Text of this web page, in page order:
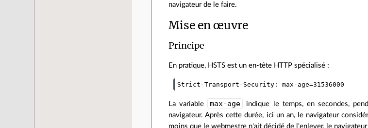
navigateur de le faire.
Mise en œuvre
Principe
En pratique, HSTS est un en-tête HTTP spécialisé :
Strict-Transport-Security: max-age=31536000
La variable max-age
indique le temps, en secondes,
navigateur. Après cette durée, ici un an, le navigateur
moins que le webmestre n'ait décidé de l'enlever, le